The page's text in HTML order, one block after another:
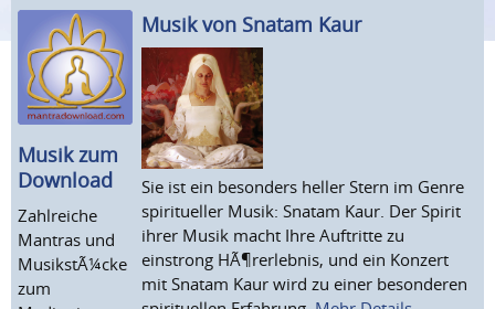
Musik zum
Download
Zahlreiche
Mantras und
MusikstÃ¼cke
zum
Musik von Snatam Kaur
Sie ist ein besonders heller Stern im Genre
spiritueller Musik: Snatam Kaur. Der Spirit
ihrer Musik macht Ihre Auftritte zu
einstrong HÃ¶rerlebnis, und ein Konzert
mit Snatam Kaur wird zu einer besonderen